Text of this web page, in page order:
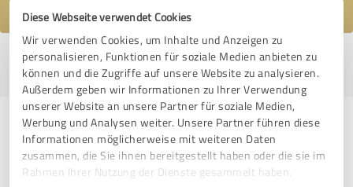
Diese Webseite verwendet Cookies
Wir verwenden Cookies, um Inhalte und Anzeigen zu
personalisieren, Funktionen für soziale Medien anbieten zu
können und die Zugriffe auf unsere Website zu analysieren.
Außerdem geben wir Informationen zu Ihrer Verwendung
unserer Website an unsere Partner für soziale Medien,
Werbung und Analysen weiter. Unsere Partner führen diese
Informationen möglicherweise mit weiteren Daten
zusammen, die Sie ihnen bereitgestellt haben oder die sie im
Rahmen Ihrer Nutzung der Dienste gesammelt haben.
Profil aktiv seit 22.03.2024 |Letzte Aktualisierung: 22.03.2024|Profil
melden
Erfahrungen zu weiteren
Anbietern aus dem Bereich Events
& Entertainment